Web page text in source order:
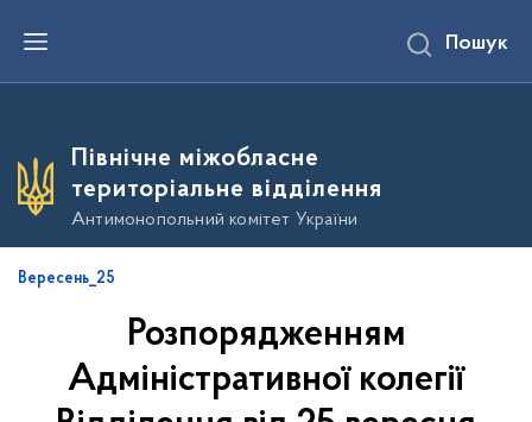
е
о
о
в
Пошук
Північне міжобласне
територіальне відділення
Антимонопольний комітет України
Вересень_25
Розпорядженням
Адміністративної колегії